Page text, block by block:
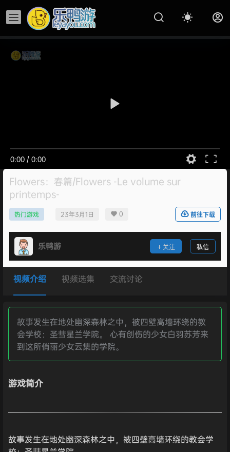
0:00 / 0:00
Flowers：春篇/Flowers -Le volume sur
printemps-
热门游戏 23年3月1日 0 前往下载
乐鸭游 关注 私信
视频介绍 视频选集 交流讨论
故事发生在地处幽深森林之中，被四壁高墙环绕的教
会学校：圣彗星兰学院。 心有创伤的少女白羽苏芳来
到这所俏丽少女云集的学院。
游戏简介
故事发生在地处幽深森林之中，被四壁高墙环绕的教会学